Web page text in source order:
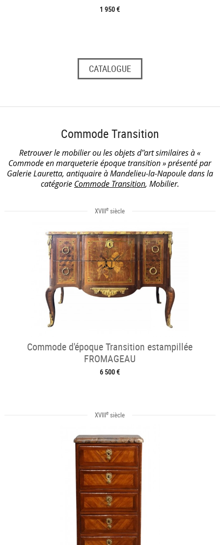
1 950 €
CATALOGUE
Commode Transition
Retrouver le mobilier ou les objets d''art similaires à «
Commode en marqueterie époque transition » présenté par
Galerie Lauretta, antiquaire à Mandelieu-la-Napoule dans la
catégorie Commode Transition, Mobilier.
XVIIIe siècle
Commode d'époque Transition estampillée
FROMAGEAU
6 500 €
XVIIIe siècle